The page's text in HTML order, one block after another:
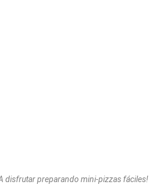
disfrutar preparando mini-pizzas fáciles!